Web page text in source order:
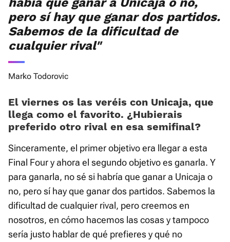
pero sí hay que ganar dos partidos.
Sabemos de la dificultad de
cualquier rival"
Marko Todorovic
El viernes os las veréis con Unicaja, que
llega como el favorito. ¿Hubierais
preferido otro rival en esa semifinal?
Sinceramente, el primer objetivo era llegar a esta
Final Four y ahora el segundo objetivo es ganarla. Y
para ganarla, no sé si habría que ganar a Unicaja o
no, pero sí hay que ganar dos partidos. Sabemos la
dificultad de cualquier rival, pero creemos en
nosotros, en cómo hacemos las cosas y tampoco
sería justo hablar de qué prefieres y qué no